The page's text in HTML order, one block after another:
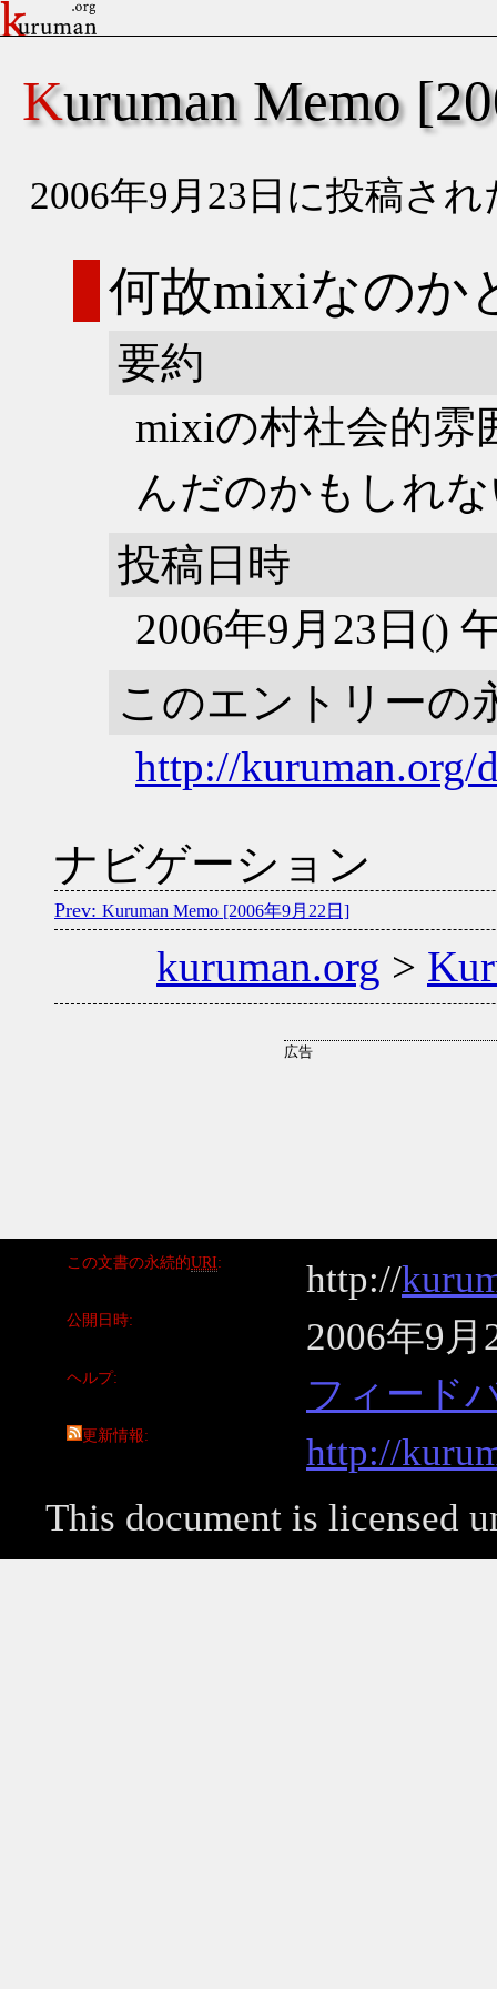
Kuruman Memo
2006年9月23日に投稿さ
何故mixiなのか
要約
mixiの村社会的雰
んだのかもしれ
投稿日時
2006年9月23日()
このエントリーの
http://
ナビゲーション
Kuruman Memo [2006年9月22日]
kuruman.org >
この文書の永続的URI http://
公開日時 2006年9
ヘルプ フィード
更新情報
http://
This document is licensed